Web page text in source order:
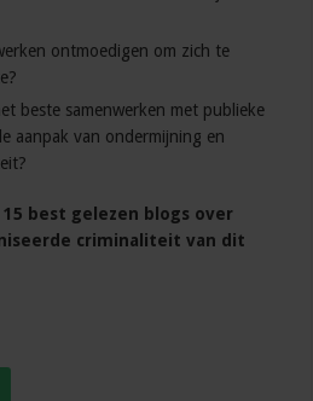
ontmoedigen om zich te
beste samenwerken met publieke
aanpak van ondermijning en
15 best gelezen blogs over
criminaliteit van dit